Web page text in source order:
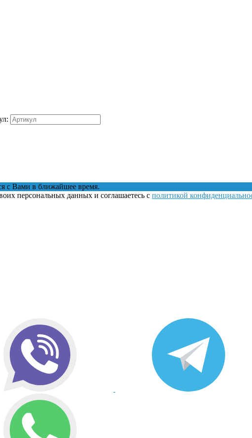
с Вами в ближайшее время.
персональных данных и соглашаетесь с политикой